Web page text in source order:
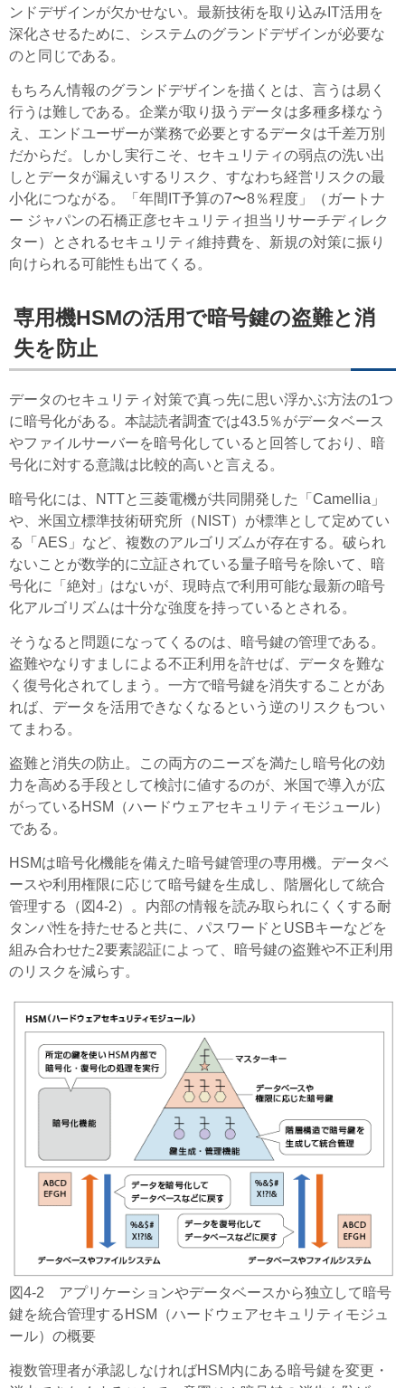
ンドデザインが欠かせない。最新技術を取り込みIT活用を
深化させるために、システムのグランドデザインが必要な
のと同じである。
もちろん情報のグランドデザインを描くとは、言うは易く
行うは難しである。企業が取り扱うデータは多種多様なう
え、エンドユーザーが業務で必要とするデータは千差万別
だからだ。しかし実行こそ、セキュリティの弱点の洗い出
しとデータが漏えいするリスク、すなわち経営リスクの最
小化につながる。「年間IT予算の7〜8％程度」（ガートナ
ー ジャパンの石橋正彦セキュリティ担当リサーチディレク
ター）とされるセキュリティ維持費を、新規の対策に振り
向けられる可能性も出てくる。
専用機HSMの活用で暗号鍵の盗難と消
失を防止
データのセキュリティ対策で真っ先に思い浮かぶ方法の1つ
に暗号化がある。本誌読者調査では43.5％がデータベース
やファイルサーバーを暗号化していると回答しており、暗
号化に対する意識は比較的高いと言える。
暗号化には、NTTと三菱電機が共同開発した「Camellia」
や、米国立標準技術研究所（NIST）が標準として定めてい
る「AES」など、複数のアルゴリズムが存在する。破られ
ないことが数学的に立証されている量子暗号を除いて、暗
号化に「絶対」はないが、現時点で利用可能な最新の暗号
化アルゴリズムは十分な強度を持っているとされる。
そうなると問題になってくるのは、暗号鍵の管理である。
盗難やなりすましによる不正利用を許せば、データを難な
く復号化されてしまう。一方で暗号鍵を消失することがあ
れば、データを活用できなくなるという逆のリスクもつい
てまわる。
盗難と消失の防止。この両方のニーズを満たし暗号化の効
力を高める手段として検討に値するのが、米国で導入が広
がっているHSM（ハードウェアセキュリティモジュール）
である。
HSMは暗号化機能を備えた暗号鍵管理の専用機。データベ
ースや利用権限に応じて暗号鍵を生成し、階層化して統合
管理する（図4-2）。内部の情報を読み取られにくくする耐
タンパ性を持たせると共に、パスワードとUSBキーなどを
組み合わせた2要素認証によって、暗号鍵の盗難や不正利用
のリスクを減らす。
図4-2 アプリケーションやデータベースから独立して暗号
鍵を統合管理するHSM（ハードウェアセキュリティモジュ
ール）の概要
複数管理者が承認しなければHSM内にある暗号鍵を変更・